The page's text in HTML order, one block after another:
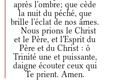
après l'ombre; que cède
la nuit du péché, que
brille l'éclat de nos âmes.
Nous prions le Christ
et le Père, et l'Esprit du
Père et du Christ : ô
Trinité une et puis­sante,
daigne écouter ceux qui
Te prient. Amen.